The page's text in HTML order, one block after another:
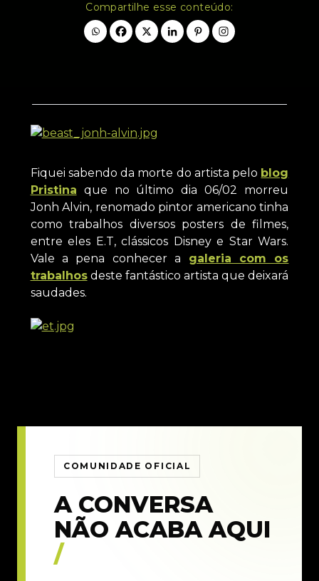
Compartilhe esse conteúdo:
Fiquei sabendo da morte do artista pelo blog
Pristina que no último dia 06/02 morreu
Jonh Alvin, renomado pintor americano tinha
como trabalhos diversos posters de filmes,
entre eles E.T, clássicos Disney e Star Wars.
Vale a pena conhecer a galeria com os
trabalhosdeste fantástico artista que deixará
saudades.
COMUNIDADE OFICIAL
A CONVERSA
NÃO ACABA AQUI
/